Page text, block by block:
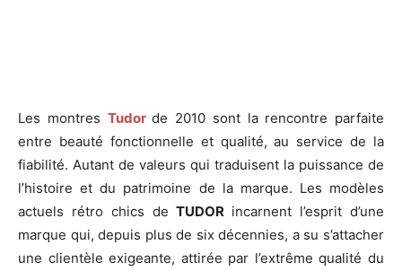
Les montres Tudor de 2010 sont la rencontre parfaite
entre beauté fonctionnelle et qualité, au service de la
fiabilité. Autant de valeurs qui traduisent la puissance de
l’histoire et du patrimoine de la marque. Les modèles
actuels rétro chics deTUDOR incarnent l’esprit d’une
marque qui, depuis plus de six décennies, a su s’attacher
une clientèle exigeante, attirée par l’extrême qualité du